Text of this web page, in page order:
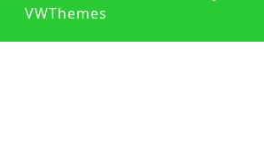
VWThemes